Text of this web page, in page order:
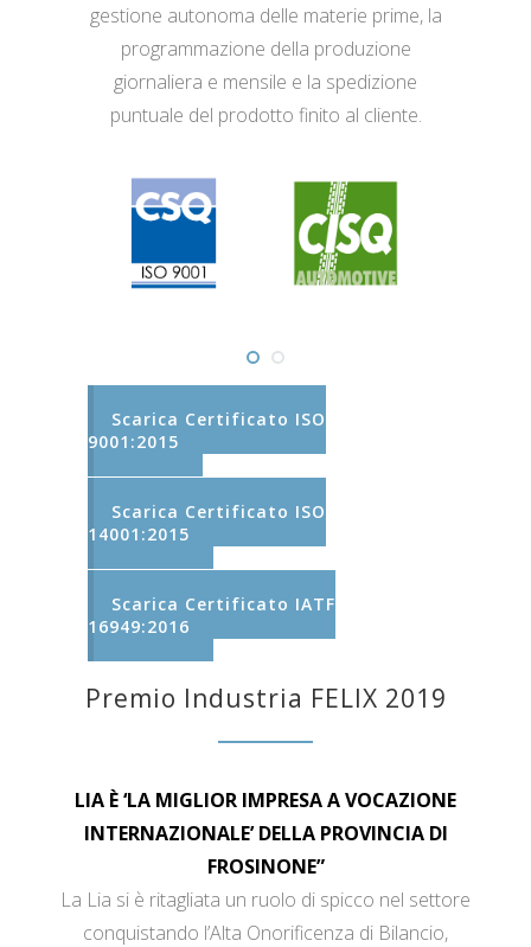
gestione autonoma delle materie prime, la
programmazione della produzione
giornaliera e mensile e la spedizione
puntuale del prodotto finito al cliente.
Scarica Certificato ISO
9001:2015
Scarica Certificato ISO
14001:2015
Scarica Certificato IATF
16949:2016
Premio Industria FELIX 2019
LIA È ‘LA MIGLIOR IMPRESA A VOCAZIONE
INTERNAZIONALE’ DELLA PROVINCIA DI
FROSINONE”
La Lia si è ritagliata un ruolo di spicco nel settore
conquistando l’Alta Onorificenza di Bilancio,